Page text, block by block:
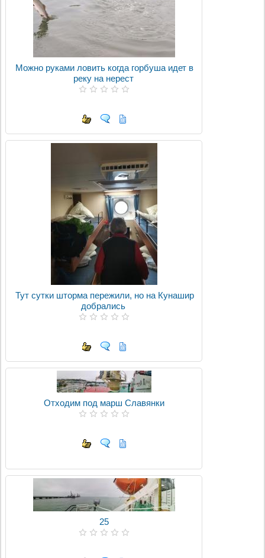
Можно руками ловить когда горбуша идет в
реку на нерест
Тут сутки шторма пережили, но на Кунашир
добрались
Отходим под марш Славянки
25